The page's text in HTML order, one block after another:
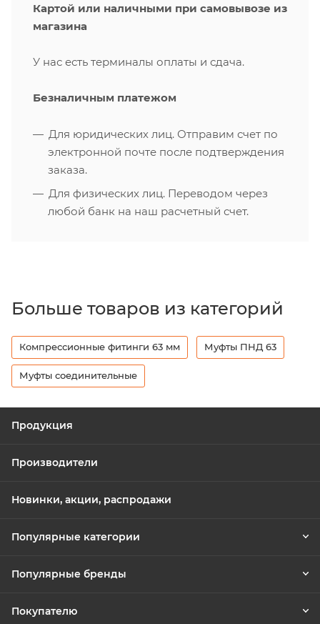
Картой или наличными при самовывозе из
магазина
У нас есть терминалы оплаты и сдача.
Безналичным платежом
Для юридических лиц. Отправим счет по
электронной почте после подтверждения
заказа.
Для физических лиц. Переводом через
любой банк на наш расчетный счет.
Больше товаров из категорий
Компрессионные фитинги 63 мм Муфты ПНД 63
Муфты соединительные
Продукция
Производители
Новинки, акции, распродажи
Популярные категории
Популярные бренды
Покупателю